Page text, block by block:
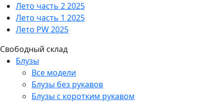
Лето часть 2 2025
Лето часть 1 2025
Лето PW 2025
Свободный склад
Блузы
Все модели
Блузы без рукавов
Блузы с коротким рукавом